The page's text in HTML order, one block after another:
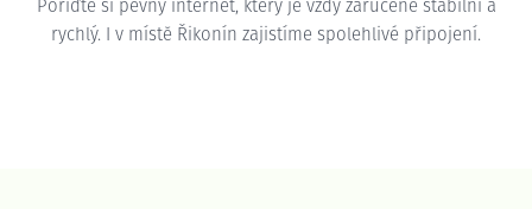
Pořiďte si pevný internet, který je vždy zaručeně stabilní a
rychlý. I v místě Řikonín zajistíme spolehlivé připojení.